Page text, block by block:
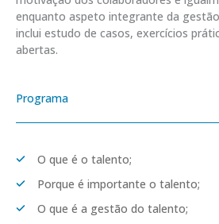
enquanto aspeto integrante da
inclui estudo de casos, exercícios
abertas.
Programa
O que é o talento;
Porque é importante o talento;
O que é a gestão do talento;